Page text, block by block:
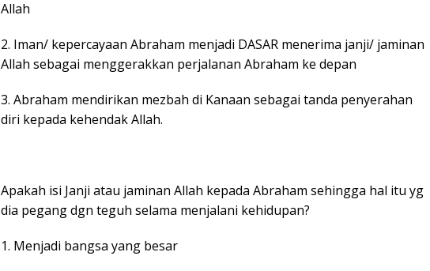
Allah
2. Iman/ kepercayaan Abraham menjadi DASAR menerima janji/ jaminan
Allah sebagai menggerakkan perjalanan Abraham ke depan
3. Abraham mendirikan mezbah di Kanaan sebagai tanda penyerahan
diri kepada kehendak Allah.
Apakah isi Janji atau jaminan Allah kepada Abraham sehingga hal itu yg
dia pegang dgn teguh selama menjalani kehidupan?
1. Menjadi bangsa yang besar